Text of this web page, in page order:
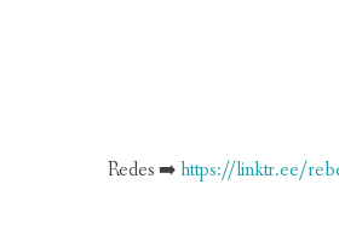
Redes ➡️https://linktr.ee/